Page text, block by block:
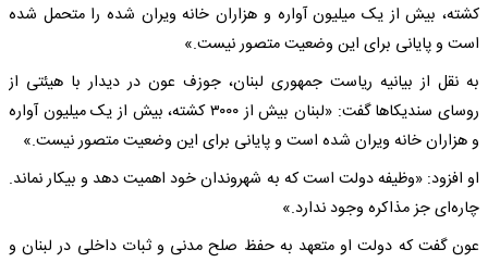
کشته، بیش از یک میلیون آواره و هزاران خانه ویران شده را متحمل شده
است و پایانی برای این وضعیت متصور نیست.»
به نقل از بیانیه ریاست جمهوری لبنان، جوزف عون در دیدار با هیئتی از
روسای سندیکا‌ها گفت: «لبنان بیش از ۳۰۰۰ کشته، بیش از یک میلیون آواره
و هزاران خانه ویران شده است و پایانی برای این وضعیت متصور نیست.»
او افزود: «وظیفه دولت است که به شهروندان خود اهمیت دهد و بیکار نماند.
چاره‌ای جز مذاکره وجود ندارد.»
عون گفت که دولت او متعهد به حفظ صلح مدنی و ثبات داخلی در لبنان و